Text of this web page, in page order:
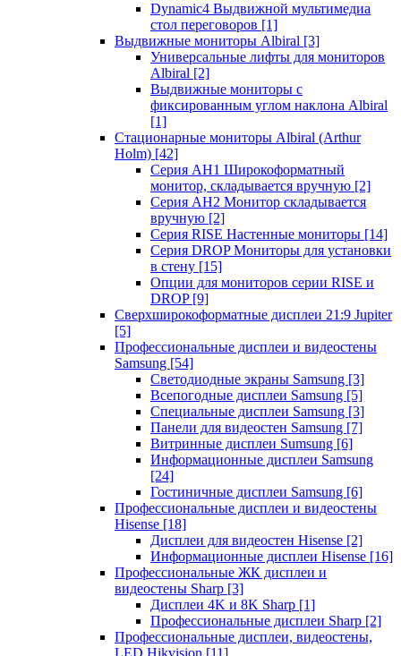
Dynamic4 Выдвижной мультимедиа
стол переговоров [1]
Выдвижные мониторы Albiral [3]
Универсальные лифты для мониторов
Albiral [2]
Выдвижные мониторы с
фиксированным углом наклона Albiral
[1]
Стационарные мониторы Albiral (Arthur
Holm) [42]
Серия AH1 Широкоформатный
монитор, складывается вручную [2]
Серия AH2 Монитор складывается
вручную [2]
Серия RISE Настенные мониторы [14]
Серия DROP Мониторы для установки
в стену [15]
Опции для мониторов серии RISE и
DROP [9]
Сверхширокоформатные дисплеи 21:9 Jupiter
[5]
Профессиональные дисплеи и видеостены
Samsung [54]
Светодиодные экраны Samsung [3]
Всепогодные дисплеи Samsung [5]
Специальные дисплеи Samsung [3]
Панели для видеостен Samsung [7]
Витринные дисплеи Sumsung [6]
Информационные дисплеи Samsung
[24]
Гостиничные дисплеи Samsung [6]
Профессиональные дисплеи и видеостены
Hisense [18]
Дисплеи для видеостен Hisense [2]
Информационные дисплеи Hisense [16]
Профессиональные ЖК дисплеи и
видеостены Sharp [3]
Дисплеи 4K и 8K Sharp [1]
Профессиональные дисплеи Sharp [2]
Профессиональные дисплеи, видеостены,
LED Hikvision [11]